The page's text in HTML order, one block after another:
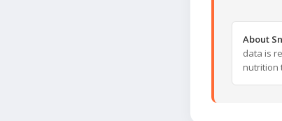
About
data is
nutrition